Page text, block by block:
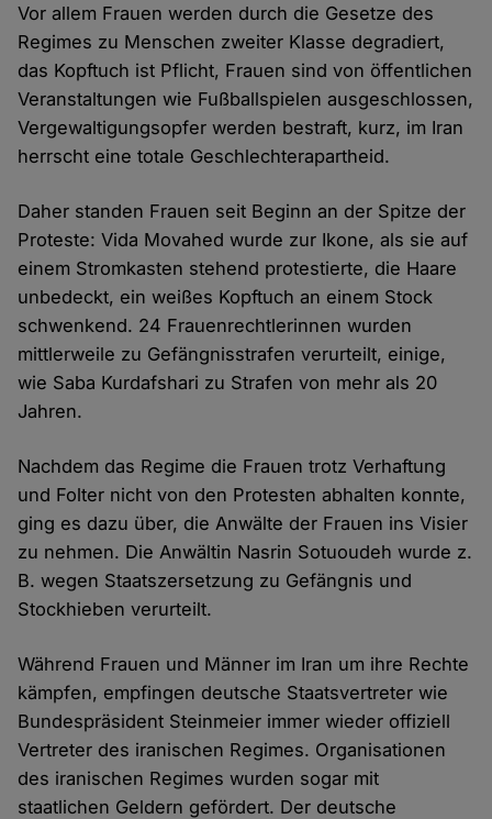
Vor allem Frauen werden durch die Gesetze des
Regimes zu Menschen zweiter Klasse degradiert,
das Kopftuch ist Pflicht, Frauen sind von öffentlichen
Veranstaltungen wie Fußballspielen ausgeschlossen,
Vergewaltigungsopfer werden bestraft, kurz, im Iran
herrscht eine totale Geschlechterapartheid.
Daher standen Frauen seit Beginn an der Spitze der
Proteste: Vida Movahed wurde zur Ikone, als sie auf
einem Stromkasten stehend protestierte, die Haare
unbedeckt, ein weißes Kopftuch an einem Stock
schwenkend. 24 Frauenrechtlerinnen wurden
mittlerweile zu Gefängnisstrafen verurteilt, einige,
wie Saba Kurdafshari zu Strafen von mehr als 20
Jahren.
Nachdem das Regime die Frauen trotz Verhaftung
und Folter nicht von den Protesten abhalten konnte,
ging es dazu über, die Anwälte der Frauen ins Visier
zu nehmen. Die Anwältin Nasrin Sotuoudeh wurde z.
B. wegen Staatszersetzung zu Gefängnis und
Stockhieben verurteilt.
Während Frauen und Männer im Iran um ihre Rechte
kämpfen, empfingen deutsche Staatsvertreter wie
Bundespräsident Steinmeier immer wieder offiziell
Vertreter des iranischen Regimes. Organisationen
des iranischen Regimes wurden sogar mit
staatlichen Geldern gefördert. Der deutsche